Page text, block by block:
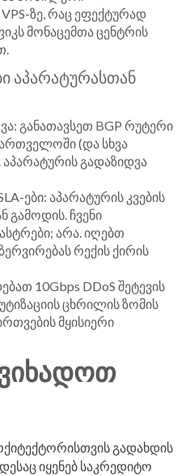
ზე, რაც ეფექტურად
მონაცემთა ცენტრის
აპარატურასთან
განათავსეთ BGP რუტერი
(და სხვა
აპარატურის გადაზიდვა
ები: აპარატურის კვების
გამოდის. ჩვენი
არა. იღებთ
რექის ქირის
10Gbps DDoS შეტევის
ცხრილის ზომის
მყისიერი
გადახდის
იყენებ საკრედიტო